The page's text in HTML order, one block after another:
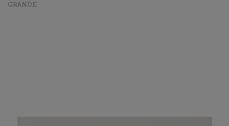
GRANDE